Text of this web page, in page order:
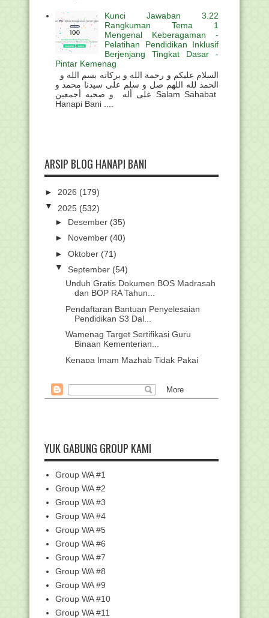
Kunci Jawaban 3.22
Rangkuman Tema 1
Mengenal Keberagaman -
Pelatihan Pendidikan Inklusif
Berjenjang Tingkat Dasar -
Pintar Kemenag
الحمد لله اللهم صل و سلم على سيدنا محمد و
على أله و صحبه أجمعين Salam Sahabat
Hanapi Bani ....
ARSIP BLOG HANAPI BANI
► 2026 (179)
▼ 2025 (532)
► Desember (35)
► November (40)
► Oktober (71)
▼ September (54)
Unduh Gratis Dokumen BOS Madrasah
dan BOP RA Tahun...
Pendaftaran Bantuan Penyelesaian
Pendidikan S3 Dal...
Wamenag Target Sertifikasi Guru
Binaan Kementerian...
Kenapa Imam Mazhab Tidak Pakai
Pendaftaran Kompetisi Robotik
Madrasah Dibuka Hing...
Nasional dan 8 C...
Pemberitahuan Bantuan Media
Pembelajaran
Faedah Shalawat Sepuluh ( 'Asyru
Kemenag Umumkan Calon PPPK Paruh
Waktu 2024, Ini D...
Jawaban Pelatihan D...
Kumpulan Kunci Jawaban Pelatihan
Publikasi Ilmiah ...
Kunci Jawaban - 2.7 Publikasi ilmiah
bentuk Makala...
Kunci Jawaban - 2.6 Publikasi Ilmiah
YUK GABUNG GROUP KAMI
Group WA #1
Group WA #2
Group WA #3
Group WA #4
Group WA #5
Group WA #6
Group WA #7
Group WA #8
Group WA #9
Group WA #10
Group WA #11